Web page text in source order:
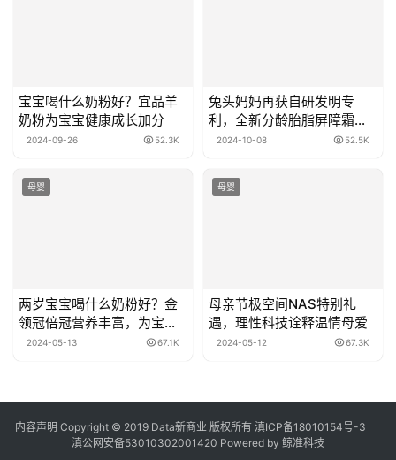
宝宝喝什么奶粉好？宜品羊
奶粉为宝宝健康成长加分
2024-09-26 52.3K
兔头妈妈再获自研发明专
利，全新分龄胎脂屏障霜应
用独家专利「小分子胎脂
2024-10-08 52.5K
母婴
两岁宝宝喝什么奶粉好？金
领冠倍冠营养丰富，为宝宝
健康成长添砖加瓦
2024-05-13 67.1K
母婴
母亲节极空间NAS特别礼
遇，理性科技诠释温情母爱
2024-05-12 67.3K
内容声明 Copyright © 2019 Data新商业 版权所有 滇ICP备18010154号-3
滇公网安备53010302001420 Powered by 鲸准科技